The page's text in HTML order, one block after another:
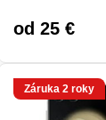
od 25 €
Záruka 2 roky